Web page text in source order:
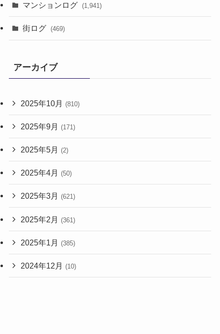
マンションログ (1,941)
街ログ (469)
アーカイブ
2025年10月 (810)
2025年9月 (171)
2025年5月 (2)
2025年4月 (50)
2025年3月 (621)
2025年2月 (361)
2025年1月 (385)
2024年12月 (10)